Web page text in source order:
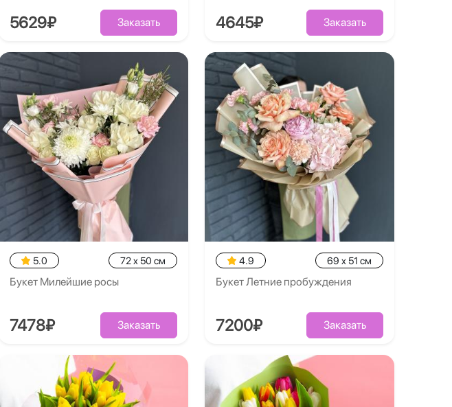
5629₽ Заказать 4645₽ Заказать
5.0 72 x 50 см
Букет Милейшие росы
7478₽ Заказать
4.9 69 x 51 см
Букет Летние пробуждения
7200₽ Заказать